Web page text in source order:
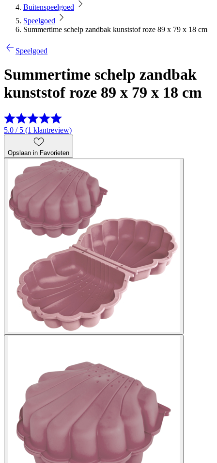
Buitenspeelgoed
Speelgoed
Summertime schelp zandbak kunststof roze 89 x 79 x 18 cm
Speelgoed
Summertime schelp zandbak
kunststof roze 89 x 79 x 18 cm
5.0 / 5 (1 klantreview)
Opslaan in Favorieten